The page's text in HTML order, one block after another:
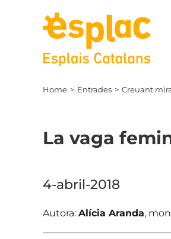
Home Entrades Creuant
La vaga
Larger
4-abril-2018
Autora: Alícia Aranda,